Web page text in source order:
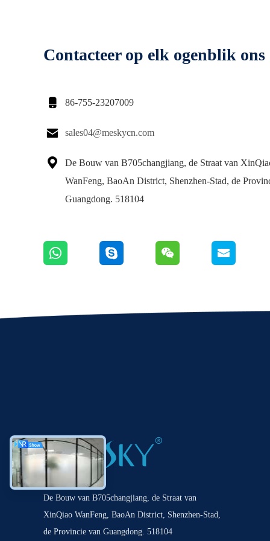
Contacteer op elk ogenblik ons
 86-755-23207009
 sales04@meskycn.com

De Bouw van B705changjiang, de Straat van
WanFeng, BaoAn District, Shenzhen-Stad, de
Guangdong. 518104
De Bouw van B705changjiang, de Straat van
XinQiao WanFeng, BaoAn District, Shenzhen-Stad,
de Provincie van Guangdong. 518104